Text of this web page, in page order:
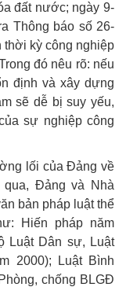
đất nước; ngày 9-
Thông báo số 26-
thời kỳ công nghiệp
đó nêu rõ: nếu
định và xây dựng
sẽ dễ bị suy yếu,
sự nghiệp công
lối của Đảng về
Đảng và Nhà
bản pháp luật thể
Hiến pháp năm
Luật Dân sự, Luật
2000); Luật Bình
chống BLGĐ